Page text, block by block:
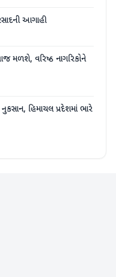
આગાહી
મળશે, વરિષ્ઠ નાગરિકોને
હિમાચલ પ્રદેશમાં ભારે